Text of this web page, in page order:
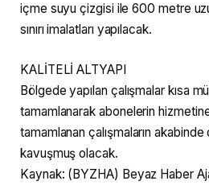
içme suyu çizgisi ile 600 metre
sınırı imalatları yapılacak.
KALİTELİ ALTYAPI
Bölgede yapılan çalışmalar kısa
tamamlanarak abonelerin
tamamlanan çalışmaların akabinde
kavuşmuş olacak.
Kaynak: (BYZHA) Beyaz Haber